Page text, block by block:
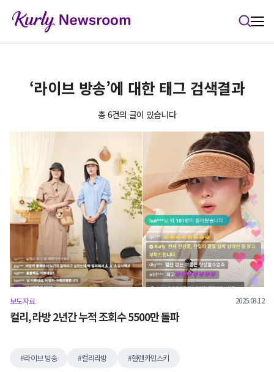
‘라이브 방송’에 대한 태그 검색결과
총 6건의 글이 있습니다
보도자료 2025.03.12
컬리, 라방 2년간 누적 조회수 5500만 돌파
라이브 방송 컬리라방 헬렌카민스키